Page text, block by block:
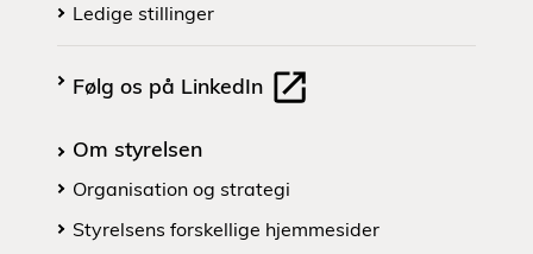
Ledige stillinger
Følg os på LinkedIn
Om styrelsen
Organisation og strategi
Styrelsens forskellige hjemmesider